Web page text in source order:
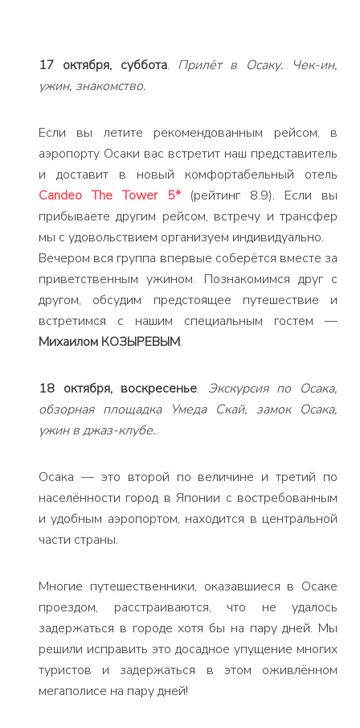
17 октября, суббота. Прилёт в Осаку. Чек-ин,
ужин, знакомство.
Если вы летите рекомендованным рейсом, в
аэропорту Осаки вас встретит наш представитель
и доставит в новый комфортабельный отель
Candeo The Tower 5*(рейтинг 8.9). Если вы
прибываете другим рейсом, встречу и трансфер
мы с удовольствием организуем индивидуально.
Вечером вся группа впервые соберётся вместе за
приветственным ужином. Познакомимся друг с
другом, обсудим предстоящее путешествие и
встретимся с нашим специальным гостем —
Михаилом КОЗЫРЕВЫМ.
18 октября, воскресенье. Экскурсия по Осака,
обзорная площадка Умеда Скай, замок Осака,
ужин в джаз-клубе..
Осака — это второй по величине и третий по
населённости город в Японии с востребованным
и удобным аэропортом, находится в центральной
части страны.
Многие путешественники, оказавшиеся в Осаке
проездом, расстраиваются, что не удалось
задержаться в городе хотя бы на пару дней. Мы
решили исправить это досадное упущение многих
туристов и задержаться в этом оживлённом
мегаполисе на пару дней!